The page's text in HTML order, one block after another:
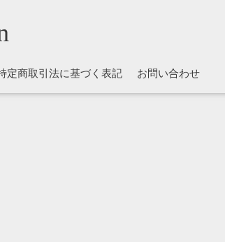
定商取引法に基づく表記 お問い合わせ